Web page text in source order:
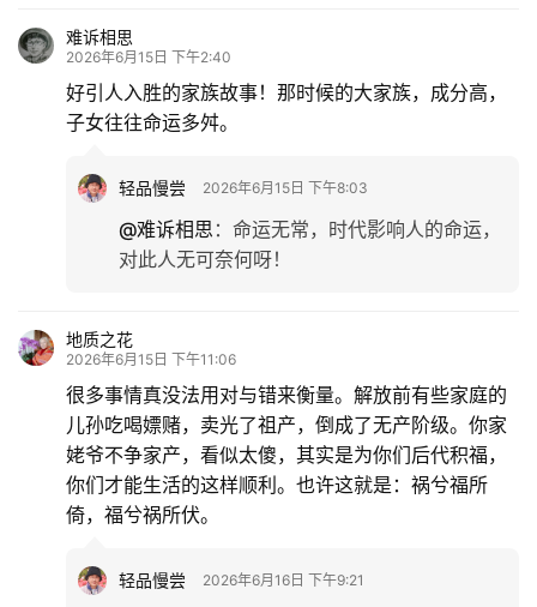
难诉相思
2026年6月15日 下午2:40
好引人入胜的家族故事！那时候的大家族，成分高，
子女往往命运多舛。
轻品慢尝 2026年6月15日 下午8:03
@难诉相思 ： 命运无常，时代影响人的命运，
对此人无可奈何呀！
地质之花
2026年6月15日 下午11:06
很多事情真没法用对与错来衡量。解放前有些家庭的
儿孙吃喝嫖赌，卖光了祖产，倒成了无产阶级。你家
姥爷不争家产，看似太傻，其实是为你们后代积福，
你们才能生活的这样顺利。也许这就是：祸兮福所
倚，福兮祸所伏。
轻品慢尝 2026年6月16日 下午9:21